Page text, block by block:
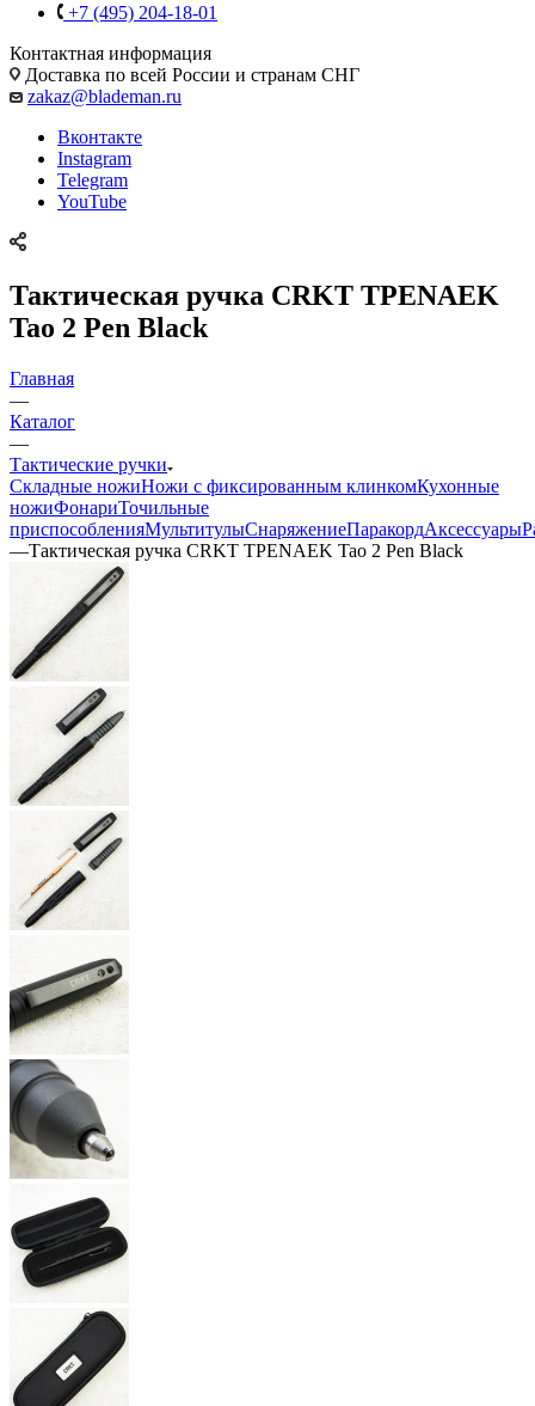
+7 (495) 204-18-01
Контактная информация
Доставка по всей России и странам СНГ
zakaz@blademan.ru
Вконтакте
Instagram
Telegram
YouTube
Тактическая ручка CRKT TPENAEK
Tao 2 Pen Black
Главная
—
Каталог
—
Тактические ручки
Складные ножиНожи с фиксированным клинкомКухонные
ножиФонариТочильные
приспособленияМультитулыСнаряжениеПаракордАксессуары
—Тактическая ручка CRKT TPENAEK Tao 2 Pen Black